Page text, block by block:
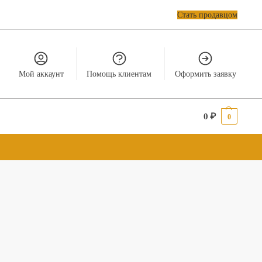
Стать продавцом
Мой аккаунт Помощь клиентам Оформить заявку
0₽ 0